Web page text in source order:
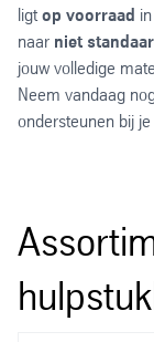
ligtop voorraad
naar niet
jouw volledige
Neem vandaag
ondersteunen bij